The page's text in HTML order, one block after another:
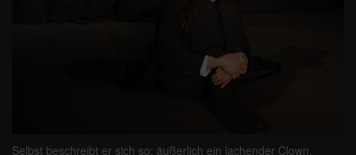
Selbst beschreibt er sich so: äußerlich ein lachender Clown,